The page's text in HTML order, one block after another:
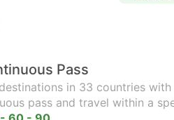
Pass
in 33 countries
pass and travel within a